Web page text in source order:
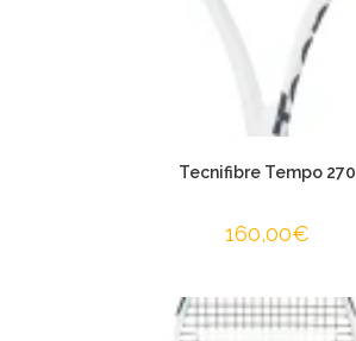
Tecnifibre Tempo 270
160,00€